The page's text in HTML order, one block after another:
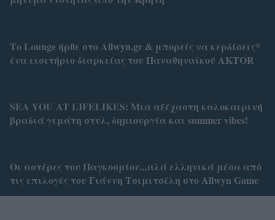
Το Lounge ήρθε στο Allwyn.gr & μπορείς να κερδίσεις*
ένα εισιτήριο διαρκείας του Παναθηναϊκού AKTOR
SEA YOU AT LIFELIKES: Μια αξέχαστη καλοκαιρινή
βραδιά γεμάτη στυλ, δημιουργία και summer vibes!
Οι αστέρες του Παγκοσμίου...αλά ελληνικά μέσα από
τις επιλογές του Γιάννη Τσιμιτσέλη στο Allwyn Game